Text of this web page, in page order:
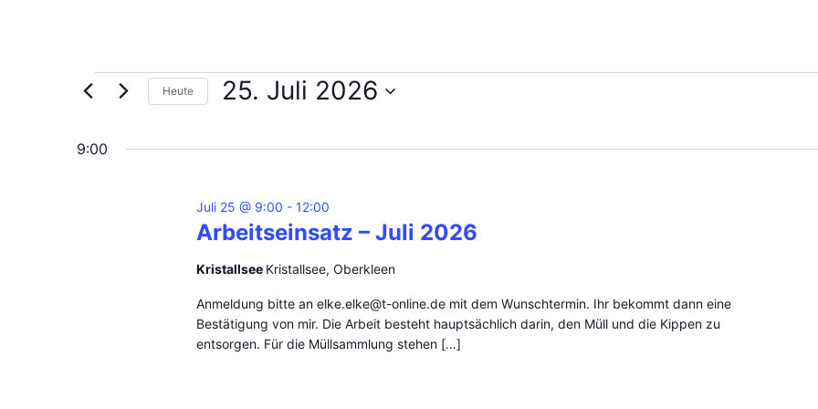
Veranstaltungen
Juli
Heute 25. Juli 2026
wählen.
9:00
Arbeitseinsatz – Juli 2026
Juli 25 @ 9:00 - 12:00
Kristallsee Kristallsee, Oberkleen
Anmeldung bitte an elke.elke@t-online.de mit dem Wunschtermin. Ihr bekommt dann eine
Bestätigung von mir. Die Arbeit besteht hauptsächlich darin, den Müll und die Kippen zu
entsorgen. Für die Müllsammlung stehen […]